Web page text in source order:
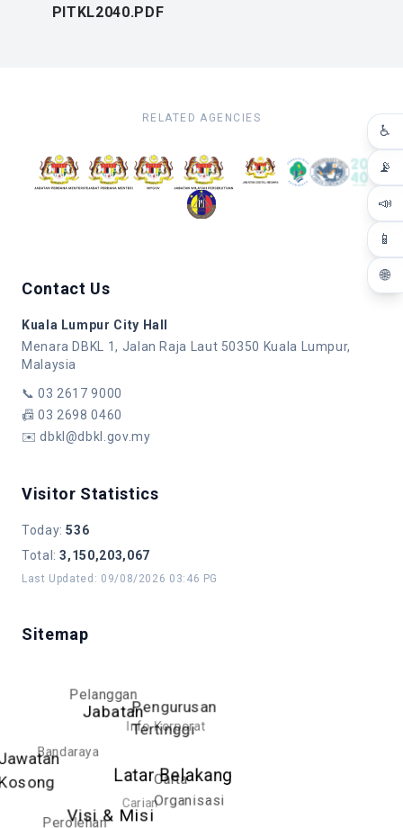
♿
📡
📣
📱
🌐
PITKL2040.PDF
RELATED AGENCIES
Contact Us
Kuala Lumpur City Hall
Menara DBKL 1, Jalan Raja Laut 50350 Kuala Lumpur,
Malaysia
📞03 2617 9000
📠03 2698 0460
✉️dbkl@dbkl.gov.my
Visitor Statistics
Today:536
Total :3,150,203,067
Last Updated : 09/08/2026 03:46 PG
Sitemap
Latar Belakang
Visi & Misi
Carta
Organisasi
Pengurusan
Tertinggi
Jabatan
Perolehan
Carian
Info Korporat
Pelanggan
Bandaraya